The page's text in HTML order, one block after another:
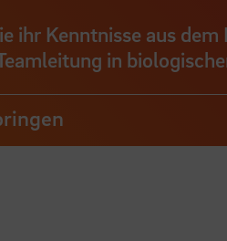
ihr Kenntnisse aus
in